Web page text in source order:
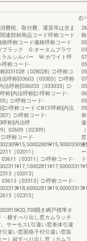
費税、取付費、運賃等は含ま
連部材商品コード呼称コード
呼称コード価格呼称コード
ブラック G:オータムブラウ
ルシルバー W:ホワイト呼
呼称コード-
]031028［028028］□-呼称コ
呼称]03603［03303］□-呼称
法呼称]036033［033033］□-
称[内法呼称]□-呼称コード-
］□-呼称コード-
]□-呼称コード-CBCF呼称[内法
］□-呼称コード-
呼称[内法呼
02609［02309］
□-呼称コード-
［02011］
［03311］□-呼称コード-
［02013］
［03313］□-呼称コード-
［02315］
開き網戸標準ネ
横すべり出し窓カムラッチ
サーモスL引違い窓単体引違
違い窓面格子付引違い窓装
）縦すべり出し窓（カムラ
右